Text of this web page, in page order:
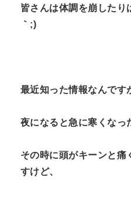
皆さんは体調を崩したり
｀;)
最近知った情報なんです
夜になると急に寒くなっ
その時に頭がキーンと痛
すけど、